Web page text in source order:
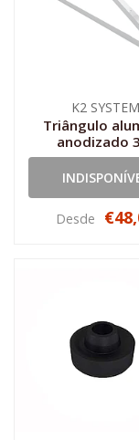
K2 SYSTEM
Triângulo
anodizado
Desde